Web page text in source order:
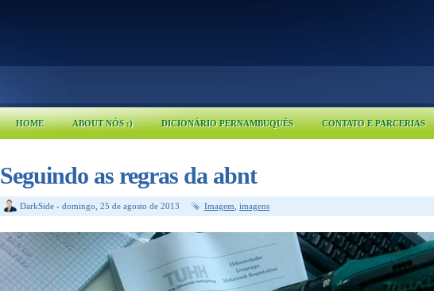
HOME ABOUT NÓS :) DICIONÁRIO PERNAMBUQUÊS CONTATO E PARCERIAS
Seguindo as regras da abnt
DarkSide - domingo, 25 de agosto de 2013 Imagem imagens